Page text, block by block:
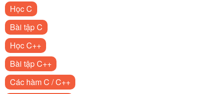
Học C
Bài tập C
Học C++
Bài tập C++
Các hàm C / C++